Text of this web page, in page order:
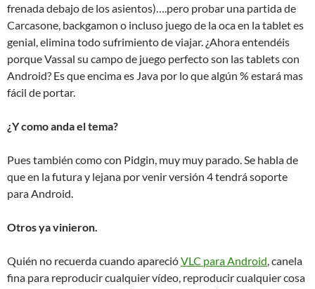
frenada debajo de los asientos)….pero probar una partida de
Carcasone, backgamon o incluso juego de la oca en la tablet es
genial, elimina todo sufrimiento de viajar. ¿Ahora entendéis
porque Vassal su campo de juego perfecto son las tablets con
Android? Es que encima es Java por lo que algún % estará mas
fácil de portar.
¿Y como anda el tema?
Pues también como con Pidgin, muy muy parado. Se habla de
que en la futura y lejana por venir versión 4 tendrá soporte
para Android.
Otros ya vinieron.
Quién no recuerda cuando aparecióVLC para Android , canela
fina para reproducir cualquier vídeo, reproducir cualquier cosa